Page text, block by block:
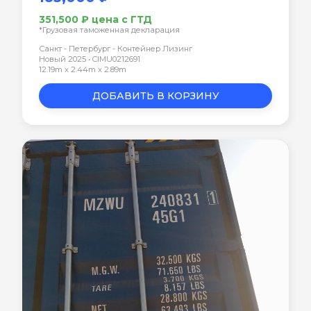
351,500 ₽ цена с ГТД
*Грузовая таможенная декларация
Санкт - Петербург - Контейнер Лизинг
Новый 2025 • CIMU0212691
12.19m x 2.44m x 2.89m
ДОБАВИТЬ В КОРЗИНУ